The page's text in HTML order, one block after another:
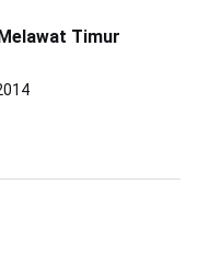
Timur